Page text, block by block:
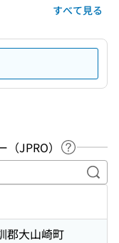
すべて見る
JPRO）
ヘルプペ
キ
郡大山崎町